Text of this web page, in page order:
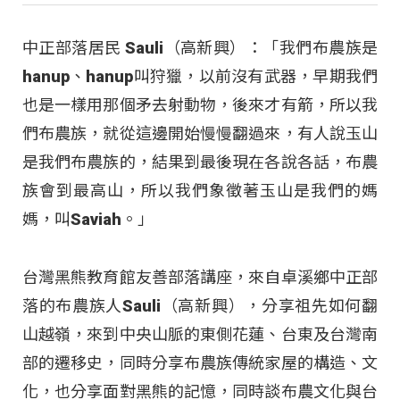
中正部落居民 Sauli（高新興）：「我們布農族是
hanup、hanup叫狩獵，以前沒有武器，早期我們
也是一樣用那個矛去射動物，後來才有箭，所以我
們布農族，就從這邊開始慢慢翻過來，有人說玉山
是我們布農族的，結果到最後現在各說各話，布農
族會到最高山，所以我們象徵著玉山是我們的媽
媽，叫Saviah。」
台灣黑熊教育館友善部落講座，來自卓溪鄉中正部
落的布農族人Sauli（高新興），分享祖先如何翻
山越嶺，來到中央山脈的東側花蓮、台東及台灣南
部的遷移史，同時分享布農族傳統家屋的構造、文
化，也分享面對黑熊的記憶，同時談布農文化與台